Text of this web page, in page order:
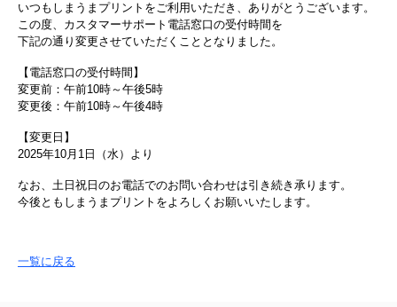
いつもしまうまプリントをご利用いただき、ありがとうございます。
この度、カスタマーサポート電話窓口の受付時間を
下記の通り変更させていただくこととなりました。
【電話窓口の受付時間】
変更前：午前10時～午後5時
変更後：午前10時～午後4時
【変更日】
2025年10月1日（水）より
なお、土日祝日のお電話でのお問い合わせは引き続き承ります。
今後ともしまうまプリントをよろしくお願いいたします。
一覧に戻る